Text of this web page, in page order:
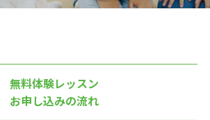
無料体験レッスン
お申し込みの流れ